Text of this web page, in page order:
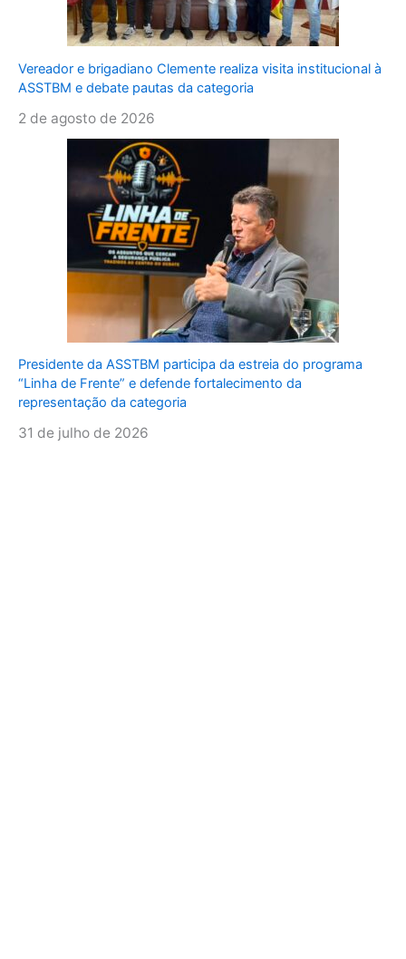
Vereador e brigadiano Clemente realiza visita institucional à
ASSTBM e debate pautas da categoria
2 de agosto de 2026
Presidente da ASSTBM participa da estreia do programa
“Linha de Frente” e defende fortalecimento da
representação da categoria
31 de julho de 2026